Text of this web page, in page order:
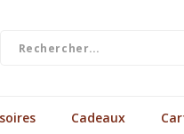
Cadeaux